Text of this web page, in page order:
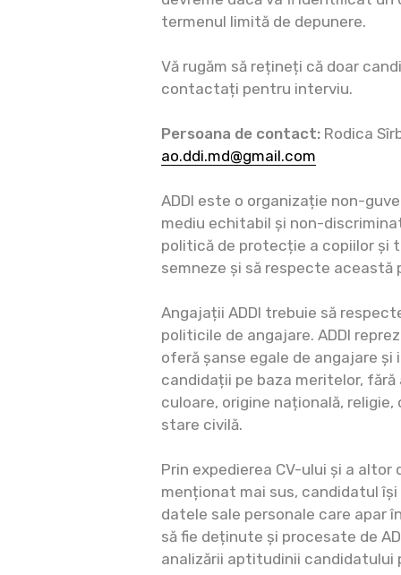
termenul limită de depunere.
Vă rugăm să rețineți că doar
contactați pentru interviu.
Persoana de contact: Rodica
ao.ddi.md@gmail.com
ADDI este o organizație non-
mediu echitabil și non-
politică de protecție a copiilor și
semneze și să respecte această
Angajații ADDI trebuie să
politicile de angajare. ADDI
oferă șanse egale de angajare
candidații pe baza meritelor,
culoare, origine națională,
stare civilă.
Prin expedierea CV-ului și a altor
menționat mai sus, candidatul
datele sale personale care apar
să fie deținute și procesate de
analizării aptitudinii